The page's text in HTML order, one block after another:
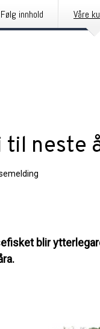
Følg innhold Våre
neste
blir